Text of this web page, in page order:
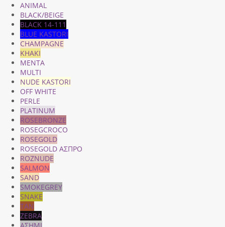
ANIMAL
BLACK/BEIGE
BLACK 14-111
BLUE KASTORI
CHAMPAGNE
KHAKI
MENTA
MULTI
NUDE KASTORI
OFF WHITE
PERLE
PLATINUM
ROSEBRONZE
ROSEGCROCO
ROSEGOLD
ROSEGOLD ΑΣΠΡΟ
ROZNUDE
SALMON
SAND
SMOKEGREY
SNAKE
TAN
ZEBRA